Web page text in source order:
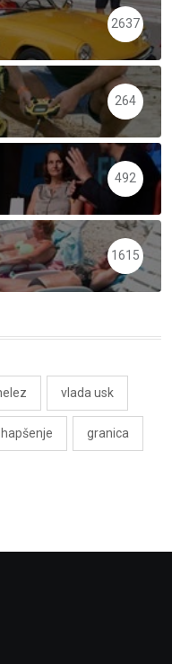
2637
264
492
1615
vlada usk
hapšenje granica